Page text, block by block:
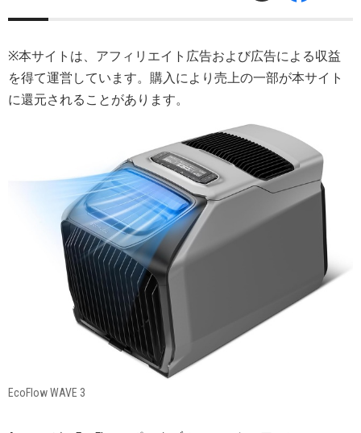
※本サイトは、アフィリエイト広告および広告による収益
を得て運営しています。購入により売上の一部が本サイト
に還元されることがあります。
EcoFlow WAVE 3